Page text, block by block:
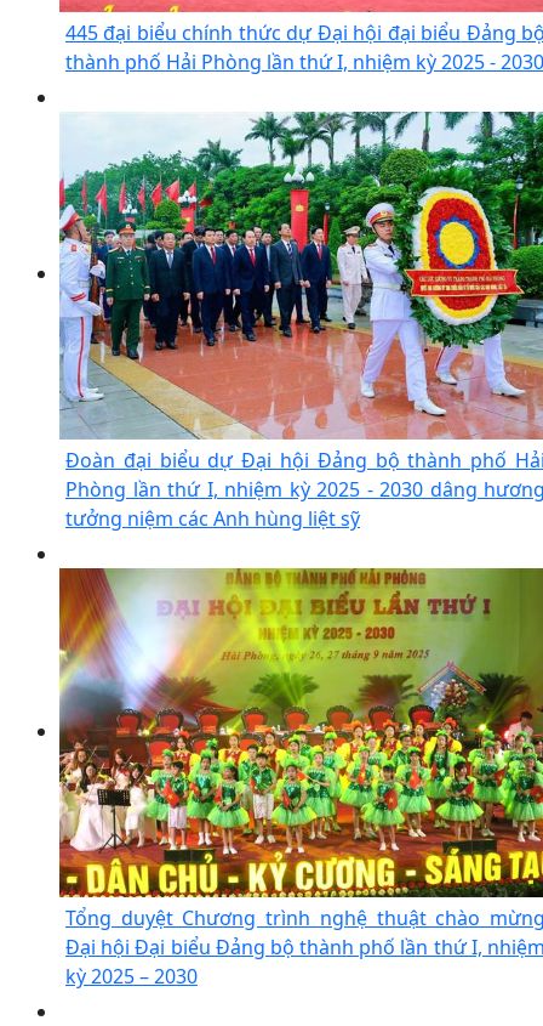
445 đại biểu chính thức dự Đại hội đại biểu Đảng
thành phố Hải Phòng lần thứ I, nhiệm kỳ 2025 - 2030
Đoàn đại biểu dự Đại hội Đảng bộ thành phố
Phòng lần thứ I, nhiệm kỳ 2025 - 2030 dâng
tưởng niệm các Anh hùng liệt sỹ
Tổng duyệt Chương trình nghệ thuật chào
Đại hội Đại biểu Đảng bộ thành phố lần thứ I,
kỳ 2025 – 2030